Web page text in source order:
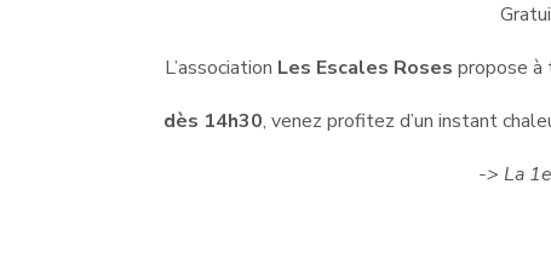
L’association Les Escales Roses propose à
dès 14h30, venez profitez d’un instant
-> La